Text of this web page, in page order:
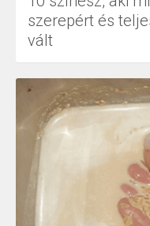
szerepért és
vált